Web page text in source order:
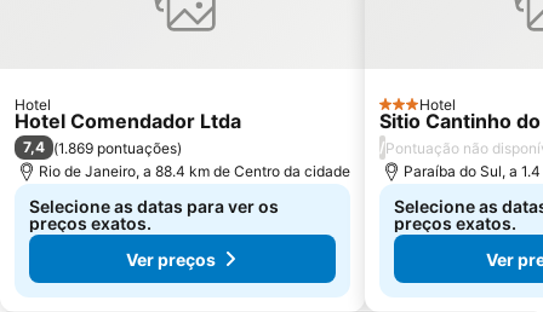
Hotel
Hotel Comendador Ltda
7,4 (1.869 pontuações)
Rio de Janeiro, a 88.4 km de Centro da cidade
Selecione as datas para ver os
preços exatos.
Ver preços
3 Estrelas
Hotel
Sitio Cantinho
/Pontuação não
Paraíba do Sul, a
Selecione as
preços exatos.
Ver